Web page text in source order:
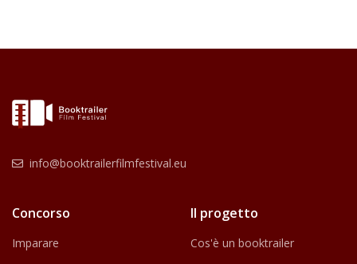
info@booktrailerfilmfestival.eu
Concorso
Imparare
Il progetto
Cos'è un booktrailer